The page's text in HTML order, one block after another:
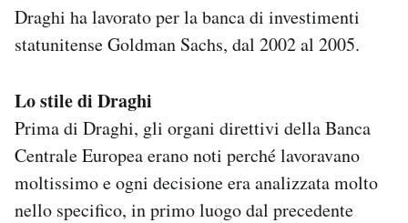
Draghi ha lavorato per la banca di investimenti
statunitense Goldman Sachs, dal 2002 al 2005.
Lo stile di Draghi
Prima di Draghi, gli organi direttivi della Banca
Centrale Europea erano noti perché lavoravano
moltissimo e ogni decisione era analizzata molto
nello specifico, in primo luogo dal precedente